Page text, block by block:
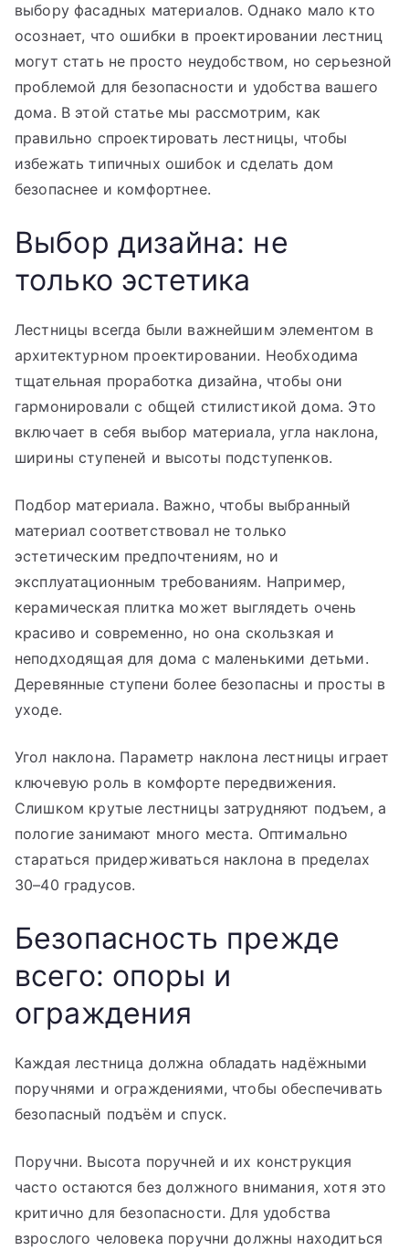
выбору фасадных материалов. Однако мало кто
осознает, что ошибки в проектировании лестниц
могут стать не просто неудобством, но серьезной
проблемой для безопасности и удобства вашего
дома. В этой статье мы рассмотрим, как
правильно спроектировать лестницы, чтобы
избежать типичных ошибок и сделать дом
безопаснее и комфортнее.
Выбор дизайна: не
только эстетика
Лестницы всегда были важнейшим элементом в
архитектурном проектировании. Необходима
тщательная проработка дизайна, чтобы они
гармонировали с общей стилистикой дома. Это
включает в себя выбор материала, угла наклона,
ширины ступеней и высоты подступенков.
Подбор материала. Важно, чтобы выбранный
материал соответствовал не только
эстетическим предпочтениям, но и
эксплуатационным требованиям. Например,
керамическая плитка может выглядеть очень
красиво и современно, но она скользкая и
неподходящая для дома с маленькими детьми.
Деревянные ступени более безопасны и просты в
уходе.
Угол наклона. Параметр наклона лестницы играет
ключевую роль в комфорте передвижения.
Слишком крутые лестницы затрудняют подъем, а
пологие занимают много места. Оптимально
стараться придерживаться наклона в пределах
30–40 градусов.
Безопасность прежде
всего: опоры и
ограждения
Каждая лестница должна обладать надёжными
поручнями и ограждениями, чтобы обеспечивать
безопасный подъём и спуск.
Поручни. Высота поручней и их конструкция
часто остаются без должного внимания, хотя это
критично для безопасности. Для удобства
взрослого человека поручни должны находиться